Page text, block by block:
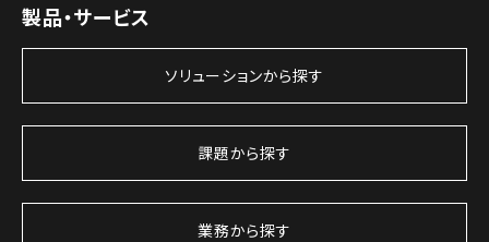
製品・サービス
ソリューションから探す
課題から探す
業務から探す